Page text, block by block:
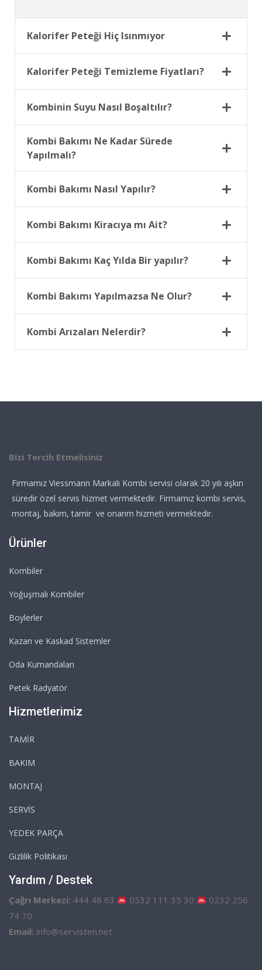
Kalorifer Peteği Hiç Isınmıyor
Kalorifer Peteği Temizleme Fiyatları?
Kombinin Suyu Nasıl Boşaltılır?
Kombi Bakımı Ne Kadar Sürede
Yapılmalı?
Kombi Bakımı Nasıl Yapılır?
Kombi Bakımı Kiracıya mı Ait?
Kombi Bakımı Kaç Yılda Bir yapılır?
Kombi Bakımı Yapılmazsa Ne Olur?
Kombi Arızaları Nelerdir?
Bizi Tercih Etmelisiniz
Firmamız Viessmann Markalı Kombi servisi olarak 20 yılı aşkın
süredir özel servis hizmet vermektedir. Firmamız kombi servis,
montaj, bakım, tamir ve onarım hizmeti vermektedir.
Ürünler
Kombiler
Yoğuşmalı Kombiler
Boylerler
Kazan ve Kaskad Sistemler
Oda Kumandaları
Petek Radyatör
Hizmetlerimiz
TAMİR
BAKIM
MONTAJ
SERVİS
YEDEK PARÇA
Gizlilik Politikası
Yardım / Destek
Çağrı Merkezi: 444 48 63 0532 111 35 30
0232 256
74 70
Email: info@servisten.net